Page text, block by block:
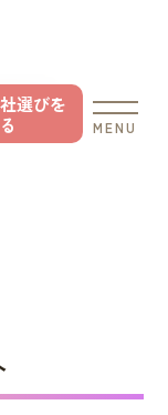
MENU
選びを